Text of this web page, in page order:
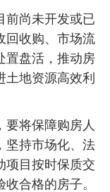
前尚未开发或已
回收购、市场流
置盘活，推动房
地资源高效利
要将保障购房人
坚持市场化、法
项目按时保质交
合格的房子。